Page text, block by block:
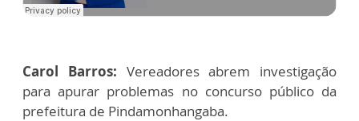
Carol Barros: Vereadores abrem investigação
para apurar problemas no concurso público da
prefeitura de Pindamonhangaba.